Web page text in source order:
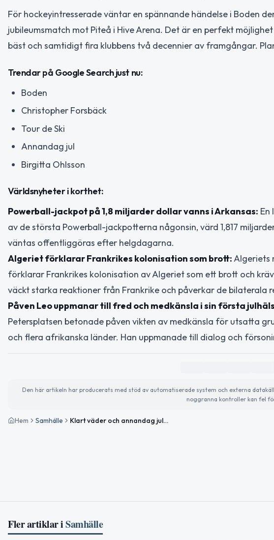
För hockeyintresserade väntar en spännande händelse i Boden
jubileumsmatch mot Piteå i Hive Arena. Det är en perfekt
bäst och samtidigt fira klubbens två decennier av framgångar.
Trendar på Google Search just nu:
Boden
Christopher Forsbäck
Tour de Ski
Annandag jul
Birgitta Ohlsson
Världsnyheter i korthet:
Powerball-jackpot på 1,8 miljarder dollar vanns i Arkansas: En
av de största Powerball-jackpotterna någonsin, värd 1,817
väntas offentliggöras efter helgdagarna.
Algeriet förklarar Frankrikes kolonisation som brott:Algeriets
förklarar Frankrikes kolonisation av Algeriet som ett brott och
väckt starka reaktioner från Frankrike och påverkar de bilaterala
Påven Leo uppmanar till fred och medkänsla i sin första
Petersplatsen betonade påven vikten av medkänsla för utsatta
och flera afrikanska länder. Han uppmanade till dialog och
Den här artikeln har producerats med stöd av automatiserade system och externa
noggranna kontroller kan fel
Hem Samhälle Klart väder och annandag jul i Boden – planera för hockeyjubileum och följ viktiga världsnyheter
Fler artiklar iSamhälle